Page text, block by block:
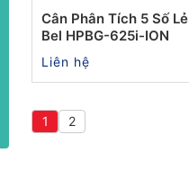
Cân Phân Tích 5 Số Lẻ
Bel HPBG-625i-ION
Liên hệ
1 2